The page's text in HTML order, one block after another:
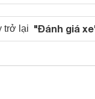
trở lại "Đánh giá